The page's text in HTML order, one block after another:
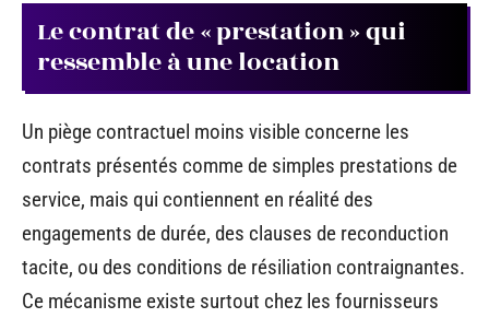
Le contrat de « prestation » qui
ressemble à une location
Un piège contractuel moins visible concerne les
contrats présentés comme de simples prestations de
service, mais qui contiennent en réalité des
engagements de durée, des clauses de reconduction
tacite, ou des conditions de résiliation contraignantes.
Ce mécanisme existe surtout chez les fournisseurs